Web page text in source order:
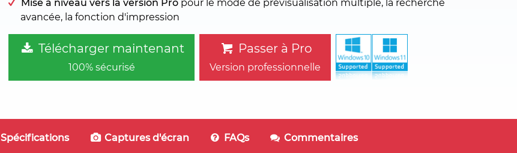
Mise à niveau vers la version Pro pour le mode de prévisualisation multiple, la recherche
avancée, la fonction d'impression
Télécharger maintenant
100% sécurisé
Passer à Pro
Version professionnelle
Spécifications Captures d'écran FAQs Commentaires